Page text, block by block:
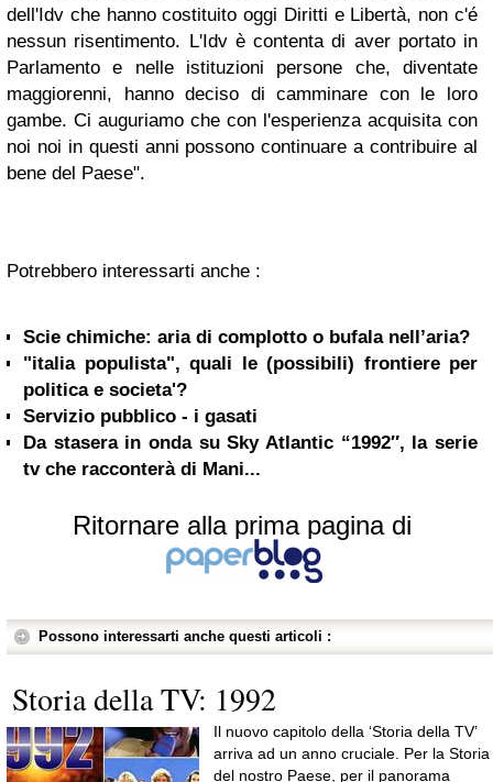
dell'Idv che hanno costituito oggi Diritti e Libertà, non c'é
nessun risentimento. L'Idv è contenta di aver portato in
Parlamento e nelle istituzioni persone che, diventate
maggiorenni, hanno deciso di camminare con le loro
gambe. Ci auguriamo che con l'esperienza acquisita con
noi noi in questi anni possono continuare a contribuire al
bene del Paese".
Potrebbero interessarti anche :
Scie chimiche: aria di complotto o bufala nell’aria?
"italia populista", quali le (possibili) frontiere per
politica e societa'?
Servizio pubblico - i gasati
Da stasera in onda su Sky Atlantic “1992″, la serie
tv che racconterà di Mani...
Ritornare alla prima pagina di
Possono interessarti anche questi articoli :
Storia della TV: 1992
Il nuovo capitolo della ‘Storia della TV’
arriva ad un anno cruciale. Per la Storia
del nostro Paese, per il panorama